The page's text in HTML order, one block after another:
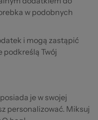
w podobnych
i mogą zastąpić
podkreślą Twój
je w swojej
personalizować. Miksuj